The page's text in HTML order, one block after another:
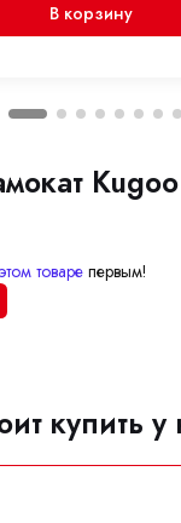
В корзину
товаре первым!
купить у